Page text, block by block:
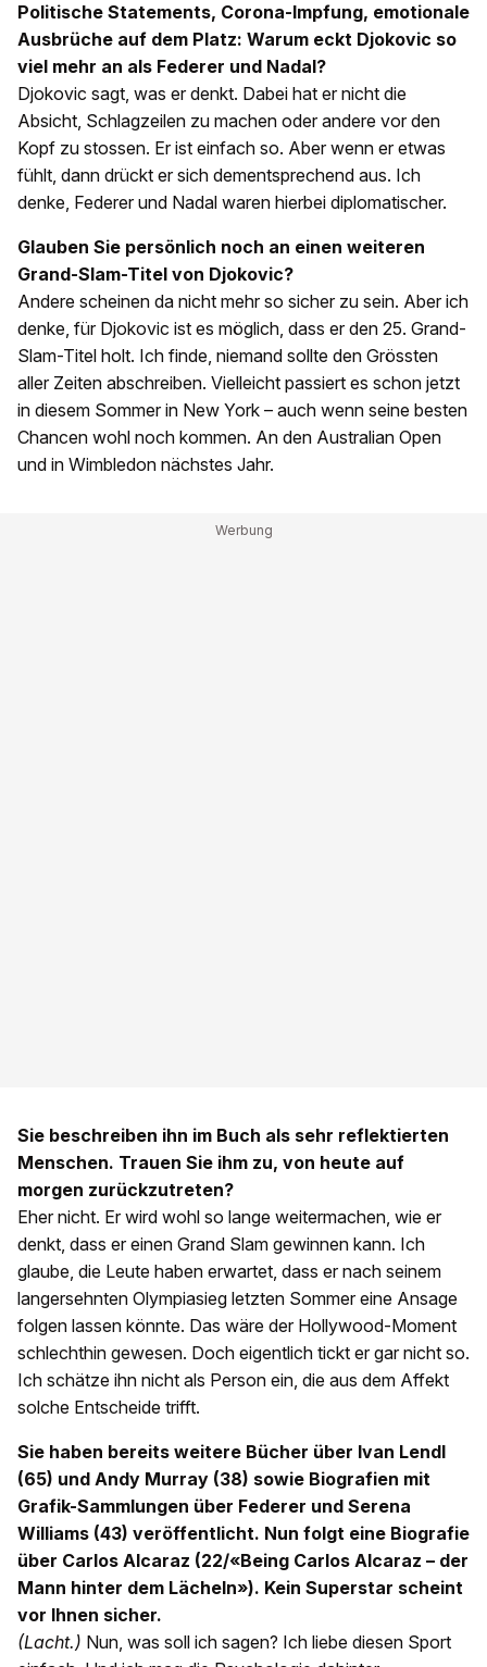
Politische Statements, Corona-Impfung, emotionale
Ausbrüche auf dem Platz: Warum eckt Djokovic so
viel mehr an als Federer und Nadal?
Djokovic sagt, was er denkt. Dabei hat er nicht die
Absicht, Schlagzeilen zu machen oder andere vor den
Kopf zu stossen. Er ist einfach so. Aber wenn er etwas
fühlt, dann drückt er sich dementsprechend aus. Ich
denke, Federer und Nadal waren hierbei diplomatischer.
Glauben Sie persönlich noch an einen weiteren
Grand-Slam-Titel von Djokovic?
Andere scheinen da nicht mehr so sicher zu sein. Aber ich
denke, für Djokovic ist es möglich, dass er den 25. Grand-
Slam-Titel holt. Ich finde, niemand sollte den Grössten
aller Zeiten abschreiben. Vielleicht passiert es schon jetzt
in diesem Sommer in New York – auch wenn seine besten
Chancen wohl noch kommen. An den Australian Open
und in Wimbledon nächstes Jahr.
Sie beschreiben ihn im Buch als sehr reflektierten
Menschen. Trauen Sie ihm zu, von heute auf
morgen zurückzutreten?
Eher nicht. Er wird wohl so lange weitermachen, wie er
denkt, dass er einen Grand Slam gewinnen kann. Ich
glaube, die Leute haben erwartet, dass er nach seinem
langersehnten Olympiasieg letzten Sommer eine Ansage
folgen lassen könnte. Das wäre der Hollywood-Moment
schlechthin gewesen. Doch eigentlich tickt er gar nicht so.
Ich schätze ihn nicht als Person ein, die aus dem Affekt
solche Entscheide trifft.
Sie haben bereits weitere Bücher über Ivan Lendl
(65) und Andy Murray (38) sowie Biografien mit
Grafik-Sammlungen über Federer und Serena
Williams (43) veröffentlicht. Nun folgt eine Biografie
über Carlos Alcaraz (22/«Being Carlos Alcaraz – der
Mann hinter dem Lächeln»). Kein Superstar scheint
vor Ihnen sicher.
(Lacht.) Nun, was soll ich sagen? Ich liebe diesen Sport